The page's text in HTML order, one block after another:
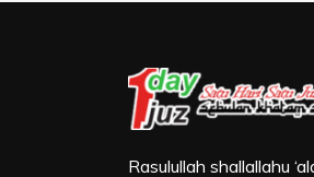
Rasulullah shallallahu